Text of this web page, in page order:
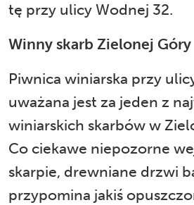
tę przy ulicy Wodnej 32.
Winny skarb Zielonej Góry
Piwnica winiarska przy
uważana jest za jeden z
winiarskich skarbów w
Co ciekawe niepozorne
skarpie, drewniane drzwi
przypomina jakiś